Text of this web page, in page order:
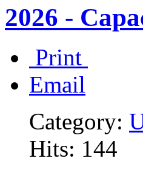
2026 -
Print
Email
Category:
Hits: 144